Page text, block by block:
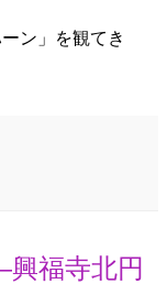
ン」を観てき
福寺北円